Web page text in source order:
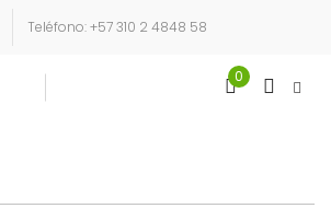
Teléfono: +57 310 2 4848 58
Login Sign Up
0